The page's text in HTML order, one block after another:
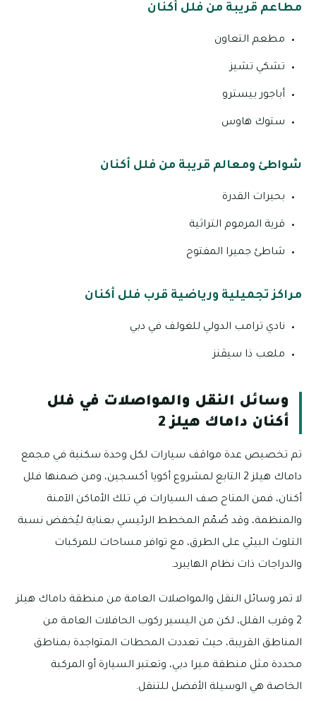
مطاعم قريبة من فلل أكنان
مطعم التعاون
تشكي تشيز
أباجور بيسترو
ستوك هاوس
شواطئ ومعالم قريبة من فلل أكنان
بحيرات القدرة
قرية المرموم التراثية
شاطئ جميرا المفتوح
مراكز تجميلية ورياضية قرب فلل أكنان
نادي ترامب الدولي للغولف في دبي
ملعب ذا سيڤنز
وسائل النقل والمواصلات في فلل
أكنان داماك هيلز 2
تم تخصيص عدة مواقف سيارات لكل وحدة سكنية في مجمع
داماك هيلز 2 التابع لمشروع أكويا أكسجين، ومن ضمنها فلل
أكنان، فمن المتاح صف السيارات في تلك الأماكن الآمنة
والمنظمة، وقد صُمّم المخطط الرئيسي بعناية ليُخفض نسبة
التلوث البيئي على الطرق، مع توافر مساحات للمركبات
والدراجات ذات نظام الهايبرد.
لا تمر وسائل النقل والمواصلات العامة من منطقة داماك هيلز
2 وقرب الفلل، لكن من اليسير ركوب الحافلات العامة من
المناطق القريبة، حيث تعددت المحطات المتواجدة بمناطق
محددة مثل منطقة ميرا دبي، وتعتبر السيارة أو المركبة
الخاصة هي الوسيلة الأفضل للتنقل.